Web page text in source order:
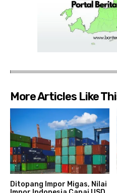
More Articles Like
Ditopang Impor Migas, Nilai